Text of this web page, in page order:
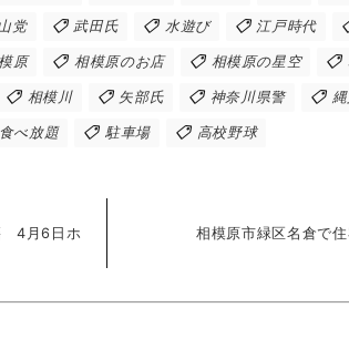
党 武田氏 水遊び 江戸時代
原 相模原のお店 相模原の星空
相模川 矢部氏 神奈川県警
食べ放題 駐車場 高校野球
4月6日ホ
相模原市緑区名倉で